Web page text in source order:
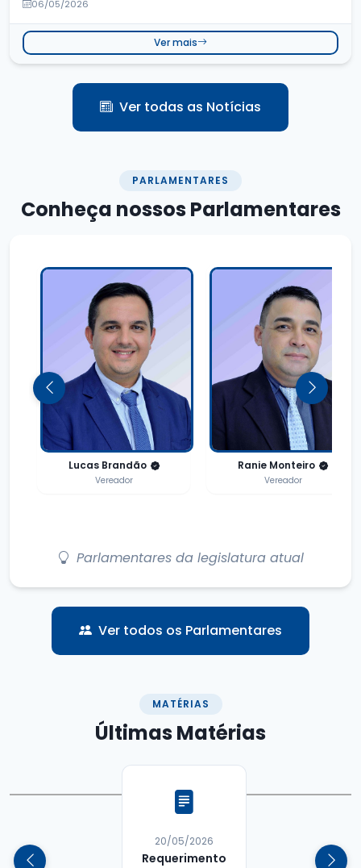
06/05/2026
Ver mais
Ver todas as Notícias
PARLAMENTARES
Conheça nossosParlamentares
Rodrigo Marinheiro
Vereador
Carlinhos Beja
Presidente
Parlamentares da legislatura atual
Ver todos os Parlamentares
MATÉRIAS
ÚltimasMatérias
13/05/2026
Requerimento